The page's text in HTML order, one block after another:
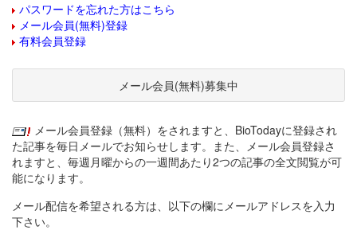
パスワードを忘れた方はこちら
メール会員(無料)登録
有料会員登録
メール会員(無料)募集中
メール会員登録（無料）をされますと、BioTodayに登録され
た記事を毎日メールでお知らせします。また、メール会員登録さ
れますと、毎週月曜からの一週間あたり2つの記事の全文閲覧が可
能になります。
メール配信を希望される方は、以下の欄にメールアドレスを入力
下さい。